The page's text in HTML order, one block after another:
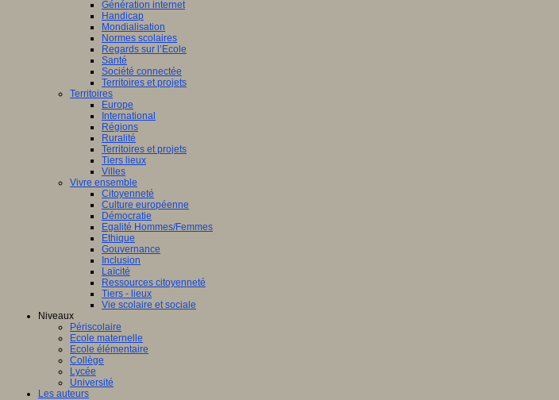
Génération internet
Handicap
Mondialisation
Normes scolaires
Regards sur l’Ecole
Santé
Société connectée
Territoires et projets
Territoires
Europe
International
Régions
Ruralité
Territoires et projets
Tiers lieux
Villes
Vivre ensemble
Citoyenneté
Culture européenne
Démocratie
Egalité Hommes/Femmes
Ethique
Gouvernance
Inclusion
Laïcité
Ressources citoyenneté
Tiers - lieux
Vie scolaire et sociale
Niveaux
Périscolaire
Ecole maternelle
Ecole élémentaire
Collège
Lycée
Université
Les auteurs